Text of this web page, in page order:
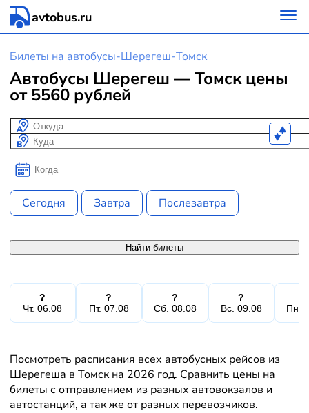
avtobus.ru
Билеты на автобусы-Шерегеш-Томск
Автобусы Шерегеш — Томск цены
от 5560 рублей
Откуда
Куда
Когда
Когда
Сегодня Завтра Послезавтра
Найти билеты
?
Чт. 06.08
?
Пт. 07.08
?
Сб. 08.08
?
Вс. 09.08
Пн.
Посмотреть расписания всех автобусных рейсов из
Шерегеша в Томск на 2026 год. Сравнить цены на
билеты с отправлением из разных автовокзалов и
автостанций, а так же от разных перевозчиков.